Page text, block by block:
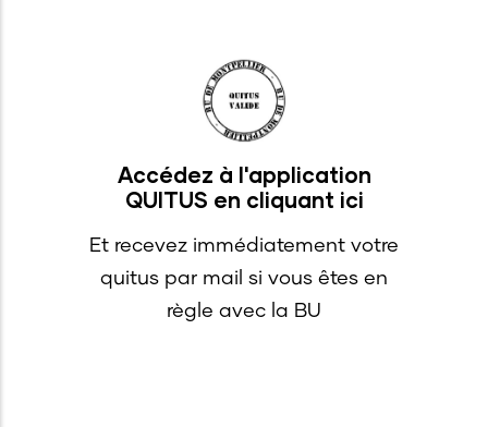
Accédez à l'application
QUITUS en cliquant ici
Et recevez immédiatement votre
quitus par mail si vous êtes en
règle avec la BU